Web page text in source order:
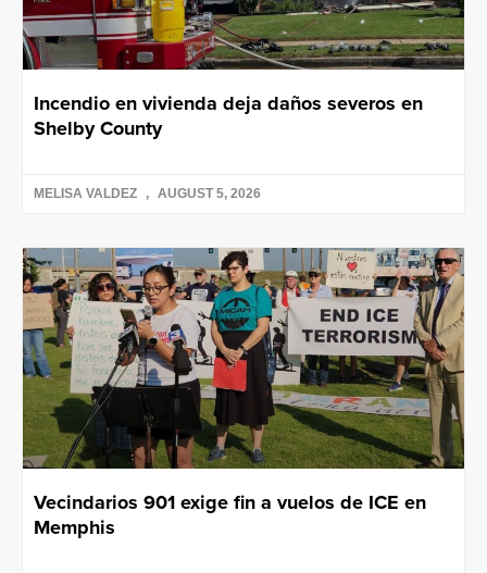
Incendio en vivienda deja daños severos en
Shelby County
MELISA VALDEZ AUGUST 5, 2026
Vecindarios 901 exige fin a vuelos de ICE en
Memphis